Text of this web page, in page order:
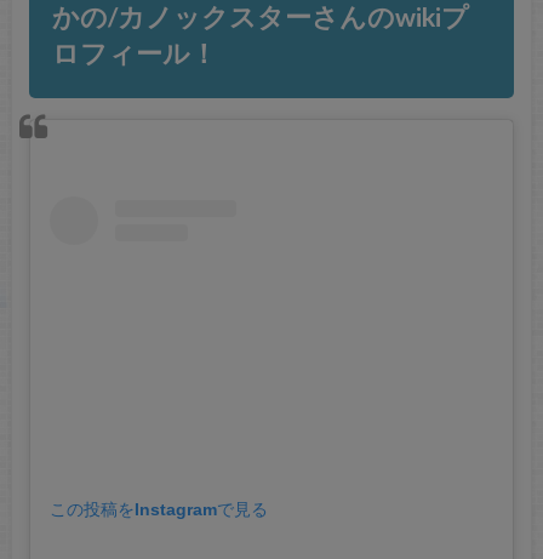
かの/カノックスターさんのwikiプ
ロフィール！
この投稿をInstagramで見る